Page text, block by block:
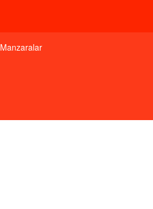
Manzaralar